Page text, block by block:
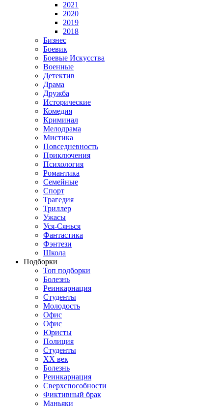
2021
2020
2019
2018
Бизнес
Боевик
Боевые Искусства
Военные
Детектив
Драма
Дружба
Исторические
Комедия
Криминал
Мелодрама
Мистика
Повседневность
Приключения
Психология
Романтика
Семейные
Спорт
Трагедия
Триллер
Ужасы
Уся-Сянься
Фантастика
Фэнтези
Школа
Подборки
Топ подборки
Болезнь
Реинкарнация
Студенты
Молодость
Офис
Офис
Юристы
Полиция
Студенты
ХХ век
Болезнь
Реинкарнация
Сверхспособности
Фиктивный брак
Маньяки